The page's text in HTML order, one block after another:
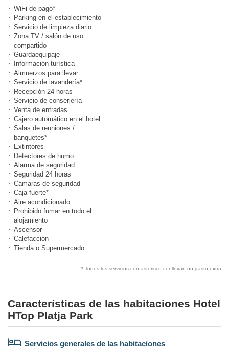
WiFi de pago*
Parking en el establecimiento
Servicio de limpieza diario
Zona TV / salón de uso
compartido
Guardaequipaje
Información turística
Almuerzos para llevar
Servicio de lavandería*
Recepción 24 horas
Servicio de conserjería
Venta de entradas
Cajero automático en el hotel
Salas de reuniones /
banquetes*
Extintores
Detectores de humo
Alarma de seguridad
Seguridad 24 horas
Cámaras de seguridad
Caja fuerte*
Aire acondicionado
Prohibido fumar en todo el
alojamiento
Ascensor
Calefacción
Tienda o Supermercado
* Todos los servicios con asterisco conllevan un gasto extra
Características de las habitaciones Hotel
HTop Platja Park
Servicios generales de las habitaciones